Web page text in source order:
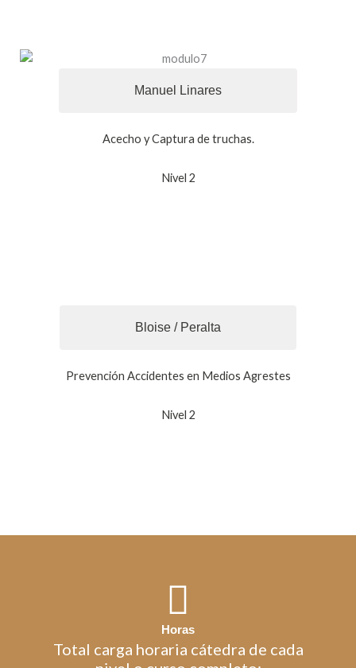
Manuel Linares
Acecho y Captura de truchas.
Nivel 2
Bloise / Peralta
Prevención Accidentes en Medios Agrestes
Nivel 2
Horas
Total carga horaria cátedra de cada